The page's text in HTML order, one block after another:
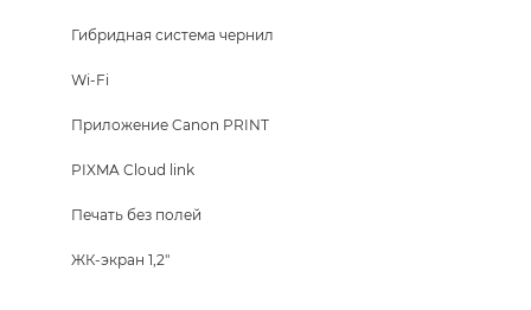
Гибридная система чернил
Wi-Fi
Приложение Canon PRINT
PIXMA Cloud link
Печать без полей
ЖК-экран 1,2"